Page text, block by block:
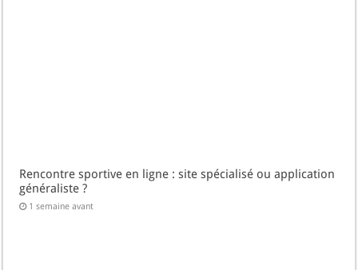
Rencontre sportive en ligne : site spécialisé ou application
généraliste ?
1 semaine avant